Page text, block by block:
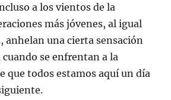
a los vientos de la
más jóvenes, al igual
anhelan una cierta sensación
se enfrentan a la
que todos estamos aquí un día